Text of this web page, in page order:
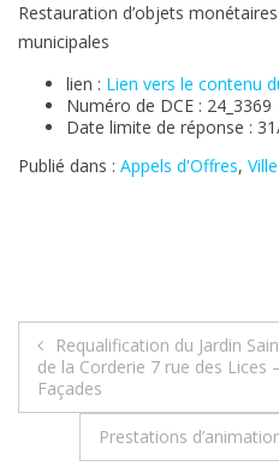
Restauration d’objets
municipales
lien : Lien vers le contenu
Numéro de DCE : 24_3369
Date limite de réponse :
Publié dans : Appels d'Offres, Ville
Navigation
de
l’article
Requalification du Jardin
de la Corderie 7 rue des Lices
Façades
Prestations